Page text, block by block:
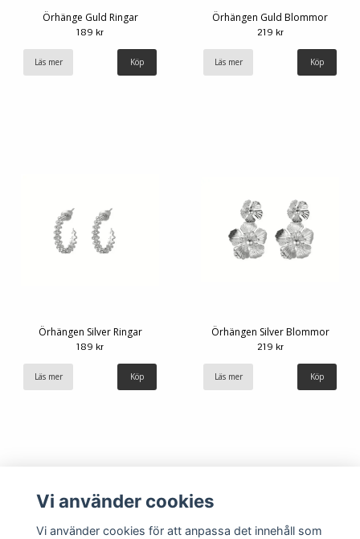
Örhänge Guld Ringar
189 kr
Läs mer
Örhängen Guld Blommor
219 kr
Läs mer
Örhängen Silver Ringar
189 kr
Läs mer
Örhängen Silver Blommor
219 kr
Läs mer
Vi använder cookies
Vi använder cookies för att anpassa det innehåll som